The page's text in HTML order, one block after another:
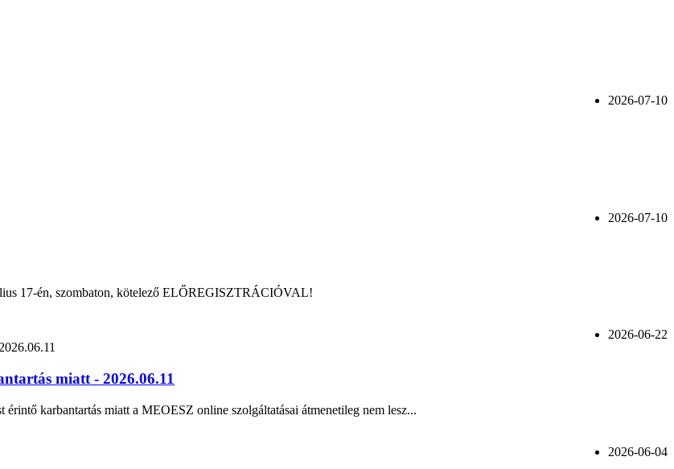
2026-07-10
2026-07-10
17-én, szombaton, kötelező ELŐREGISZTRÁCIÓVAL!
2026-06-22
miatt - 2026.06.11
karbantartás miatt a MEOESZ online szolgáltatásai átmenetileg nem lesz...
2026-06-04